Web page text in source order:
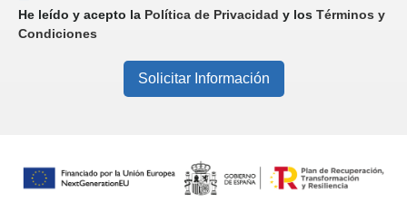
He leído y acepto la Política de Privacidad y los Términos y
Condiciones
Solicitar Información